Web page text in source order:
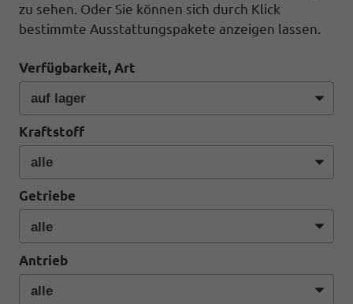
zu sehen. Oder Sie können sich durch Klick
bestimmte Ausstattungspakete anzeigen lassen.
Verfügbarkeit, Art
Kraftstoff
Getriebe
Antrieb